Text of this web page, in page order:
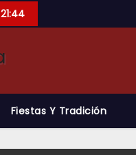
21:44
Fiestas Y Tradición